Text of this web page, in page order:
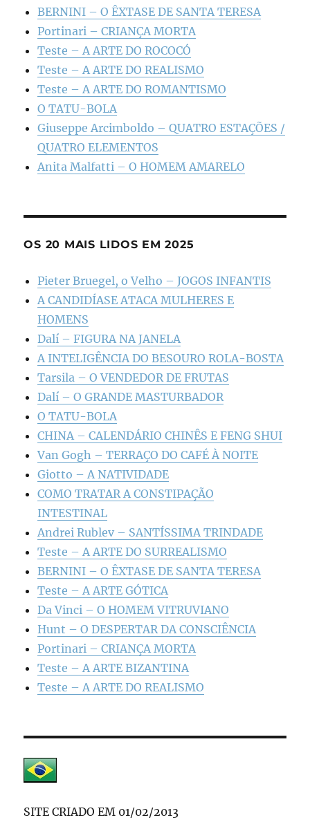
BERNINI – O ÊXTASE DE SANTA TERESA
Portinari – CRIANÇA MORTA
Teste – A ARTE DO ROCOCÓ
Teste – A ARTE DO REALISMO
Teste – A ARTE DO ROMANTISMO
O TATU-BOLA
Giuseppe Arcimboldo – QUATRO ESTAÇÕES /
QUATRO ELEMENTOS
Anita Malfatti – O HOMEM AMARELO
OS 20 MAIS LIDOS EM 2025
Pieter Bruegel, o Velho – JOGOS INFANTIS
A CANDIDÍASE ATACA MULHERES E
HOMENS
Dalí – FIGURA NA JANELA
A INTELIGÊNCIA DO BESOURO ROLA-BOSTA
Tarsila – O VENDEDOR DE FRUTAS
Dalí – O GRANDE MASTURBADOR
O TATU-BOLA
CHINA – CALENDÁRIO CHINÊS E FENG SHUI
Van Gogh – TERRAÇO DO CAFÉ À NOITE
Giotto – A NATIVIDADE
COMO TRATAR A CONSTIPAÇÃO
INTESTINAL
Andrei Rublev – SANTÍSSIMA TRINDADE
Teste – A ARTE DO SURREALISMO
BERNINI – O ÊXTASE DE SANTA TERESA
Teste – A ARTE GÓTICA
Da Vinci – O HOMEM VITRUVIANO
Hunt – O DESPERTAR DA CONSCIÊNCIA
Portinari – CRIANÇA MORTA
Teste – A ARTE BIZANTINA
Teste – A ARTE DO REALISMO
SITE CRIADO EM 01/02/2013